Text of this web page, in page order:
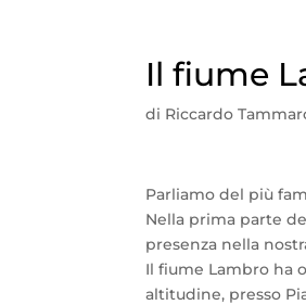
Il fiume
di Riccardo
Parliamo del più
Nella prima parte
presenza nella
Il fiume Lambro ha
altitudine, presso